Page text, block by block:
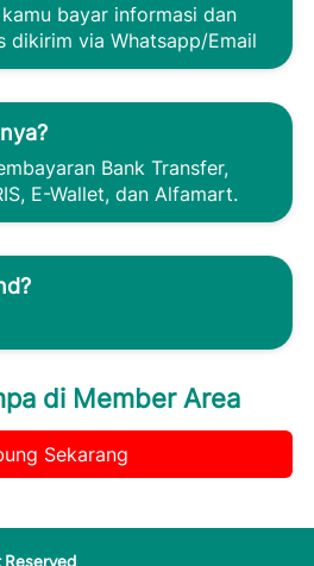
bayar informasi dan
dikirim via Whatsapp/Email
Bank Transfer,
E-Wallet, dan Alfamart.
di Member Area
Sekarang